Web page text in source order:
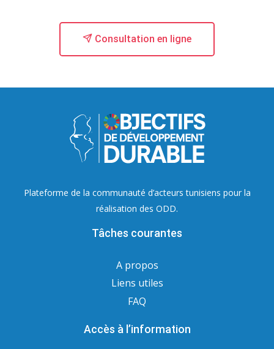
Consultation en ligne
Plateforme de la communauté d’acteurs tunisiens pour la
réalisation des ODD.
Tâches courantes
A propos
Liens utiles
FAQ
Accès à l’information